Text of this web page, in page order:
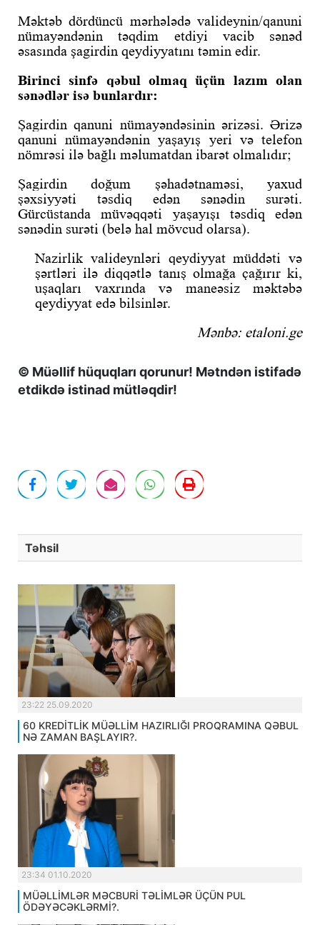
Məktəb dördüncü mərhələdə valideynin/qanuni
nümayəndənin təqdim etdiyi vacib sənəd
əsasında şagirdin qeydiyyatını təmin edir.
Birinci sinfə qəbul olmaq üçün lazım olan
sənədlər isə bunlardır:
Şagirdin qanuni nümayəndəsinin ərizəsi. Ərizə
qanuni nümayəndənin yaşayış yeri və telefon
nömrəsi ilə bağlı məlumatdan ibarət olmalıdır;
Şagirdin doğum şəhadətnaməsi, yaxud
şəxsiyyəti təsdiq edən sənədin surəti.
Gürcüstanda müvəqqəti yaşayışı təsdiq edən
sənədin surəti (belə hal mövcud olarsa).
Nazirlik valideynləri qeydiyyat müddəti və
şərtləri ilə diqqətlə tanış olmağa çağırır ki,
uşaqları vaxrında və maneəsiz məktəbə
qeydiyyat edə bilsinlər.
Mənbə: etaloni.ge
© Müəllif hüquqları qorunur! Mətndən istifadə
etdikdə istinad mütləqdir!
Təhsil
23:22 25.09.2020
60 KREDİTLİK MÜƏLLİM HAZIRLIĞI PROQRAMINA QƏBUL
NƏ ZAMAN BAŞLAYIR?.
23:34 01.10.2020
MÜƏLLİMLƏR MƏCBURİ TƏLİMLƏR ÜÇÜN PUL
ÖDƏYƏCƏKLƏRMİ?.